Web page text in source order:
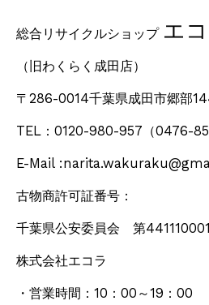
総合リサイクルショップ エ
（旧わくらく成田店）
〒286-0014千葉県成田市郷部
TEL：0120-980-957 （0476-
E-Mail
古物商許可証番号：
千葉県公安委員会 第
株式会社エコラ
・営業時間：10：00～19：00